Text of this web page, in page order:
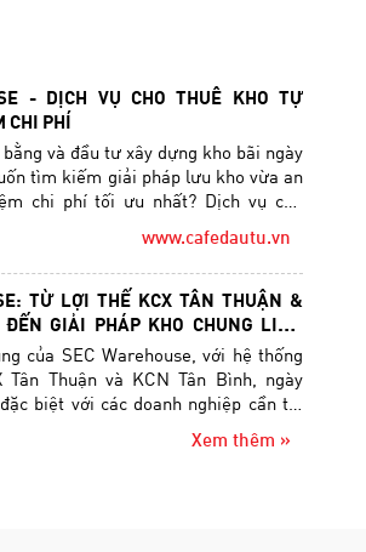
- DỊCH VỤ CHO THUÊ KHO TỰ
CHI PHÍ
và đầu tư xây dựng kho bãi ngày
tìm kiếm giải pháp lưu kho vừa an
chi phí tối ưu nhất? Dịch vụ cho
chính là giải pháp hàng đầu giúp
ưu hóa ngân sách, đảm bảo an ninh,
lý hàng hoá…
www.cafedautu.vn
TỪ LỢI THẾ KCX TÂN THUẬN &
GIẢI PHÁP KHO CHUNG LINH
NGHIỆP
của SEC Warehouse, với hệ thống
Thuận và KCN Tân Bình, ngày
biệt với các doanh nghiệp cần tối
vẫn đảm bảo tiêu chuẩn lưu trữ và
Xem thêm »